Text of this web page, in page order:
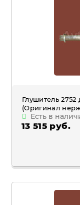
Глушитель
(Оригинал
Есть в
13 515 руб.